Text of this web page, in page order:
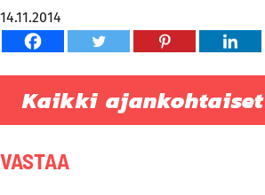
14.11.2014
Kaikki ajankohtaiset
VASTAA